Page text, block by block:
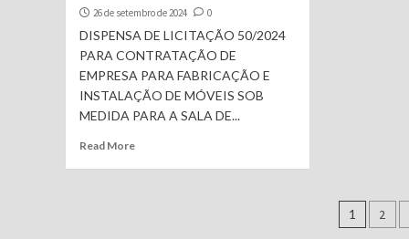
26 de setembro de 2024 0
DISPENSA DE LICITAÇÃO 50/2024
PARA CONTRATAÇÃO DE
EMPRESA PARA FABRICAÇÃO E
INSTALAÇÃO DE MÓVEIS SOB
MEDIDA PARA A SALA DE...
Read More
1 2